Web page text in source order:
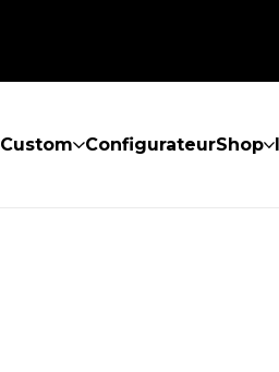
Custom ConfigurateurShop